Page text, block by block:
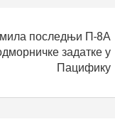
последњи П-8А
задатке у
Пацифику